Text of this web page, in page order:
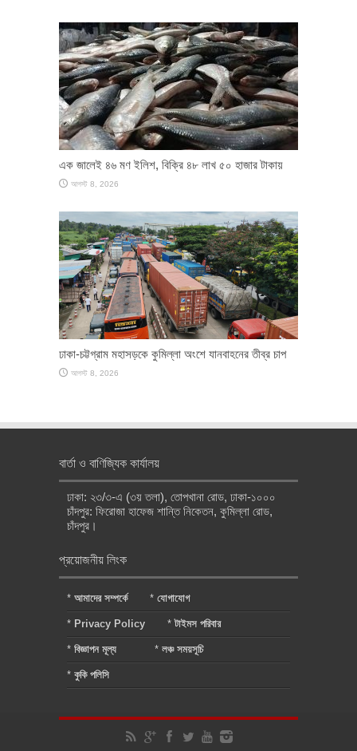
এক জালেই ৪৬ মণ ইলিশ, বিক্রি ৪৮ লাখ ৫০ হাজার টাকায়
আগস্ট 8, 2026
ঢাকা-চট্টগ্রাম মহাসড়কে কুমিল্লা অংশে যানবাহনের তীব্র চাপ
আগস্ট 8, 2026
বার্তা ও বাণিজ্যিক কার্যালয়
ঢাকা: ২৩/৩-এ (৩য় তলা), তোপখানা রোড, ঢাকা-১০০০
চাঁদপুর: ফিরোজা হাফেজ শান্তি নিকেতন, কুমিল্লা রোড,
চাঁদপুর।
প্রয়োজনীয় লিংক
* আমাদের সম্পর্কে * যোগাযোগ
* Privacy Policy *টাইমস পরিবার
* বিজ্ঞাপন মূল্য * লঞ্চ সময়সূচি
* কুকি পলিসি